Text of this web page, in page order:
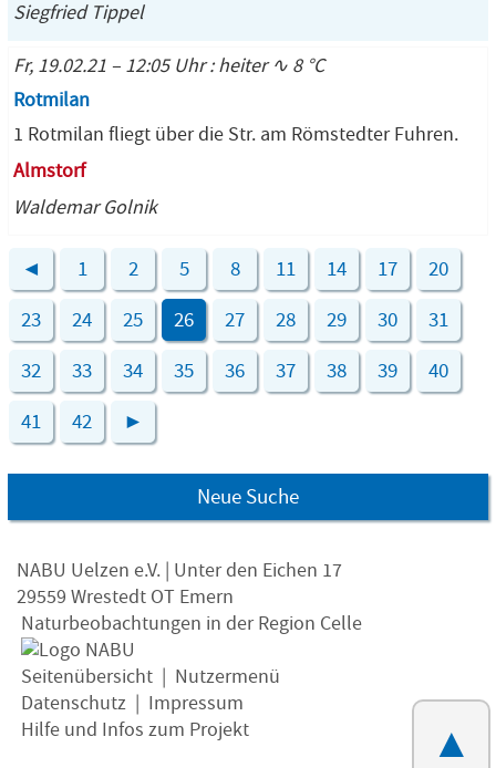
Siegfried Tippel
Fr, 19.02.21 – 12:05 Uhr : heiter ∿ 8 °C
Rotmilan
1 Rotmilan fliegt über die Str. am Römstedter Fuhren.
Almstorf
Waldemar Golnik
◄ 1 2 5 8 11 14 17 20
23 24 25 26 27 28 29 30 31
32 33 34 35 36 37 38 39 40
41 42 ►
Neue Suche
NABU Uelzen e.V. | Unter den Eichen 17
29559 Wrestedt OT Emern
Naturbeobachtungen in der Region Celle
Seitenübersicht
Nutzermenü
Datenschutz
Impressum
Hilfe und Infos zum Projekt
▲